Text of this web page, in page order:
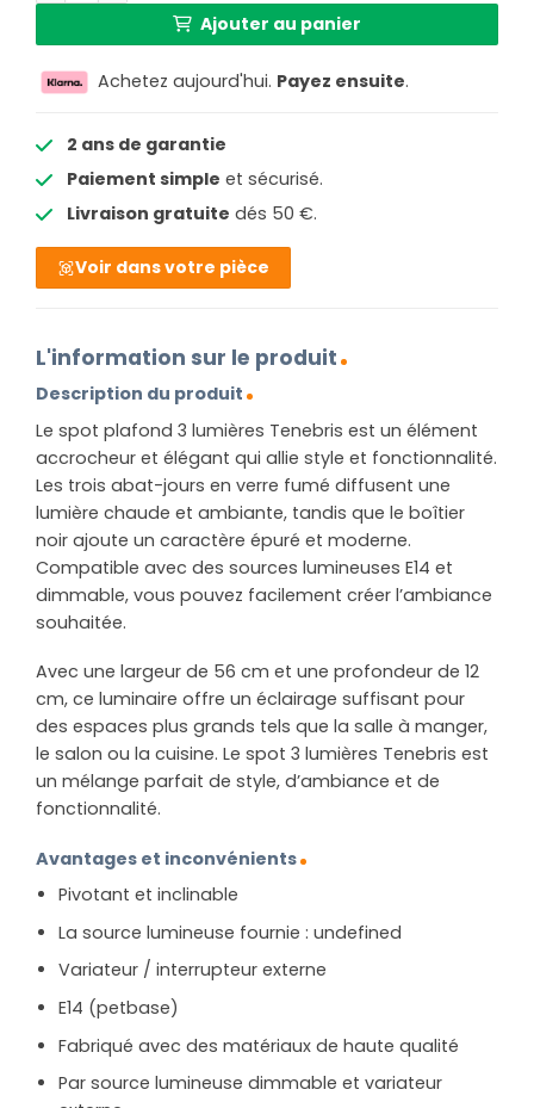
Ajouter au panier
Achetez aujourd'hui. Payez ensuite.
2 ans de garantie
Paiement simple et sécurisé.
Livraison gratuite dés 50 €.
Voir dans votre pièce
L'information sur le produit
Description du produit
Le spot plafond 3 lumières Tenebris est un élément
accrocheur et élégant qui allie style et fonctionnalité.
Les trois abat-jours en verre fumé diffusent une
lumière chaude et ambiante, tandis que le boîtier
noir ajoute un caractère épuré et moderne.
Compatible avec des sources lumineuses E14 et
dimmable, vous pouvez facilement créer l’ambiance
souhaitée.
Avec une largeur de 56 cm et une profondeur de 12
cm, ce luminaire offre un éclairage suffisant pour
des espaces plus grands tels que la salle à manger,
le salon ou la cuisine. Le spot 3 lumières Tenebris est
un mélange parfait de style, d’ambiance et de
fonctionnalité.
Avantages et inconvénients
Pivotant et inclinable
La source lumineuse fournie : undefined
Variateur / interrupteur externe
E14 (petbase)
Fabriqué avec des matériaux de haute qualité
Par source lumineuse dimmable et variateur